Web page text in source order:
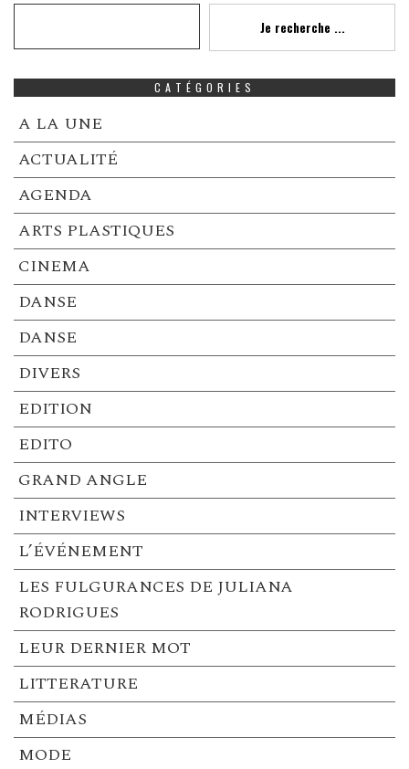
Je recherche ...
CATÉGORIES
A LA UNE
ACTUALITÉ
AGENDA
ARTS PLASTIQUES
CINEMA
DANSE
DANSE
DIVERS
EDITION
EDITO
GRAND ANGLE
INTERVIEWS
L’ÉVÉNEMENT
LES FULGURANCES DE JULIANA
RODRIGUES
LEUR DERNIER MOT
LITTERATURE
MÉDIAS
MODE